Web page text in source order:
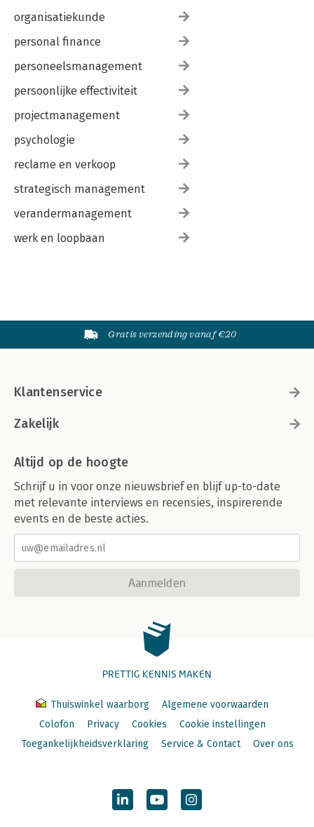
organisatiekunde
personal finance
personeelsmanagement
persoonlijke effectiviteit
projectmanagement
psychologie
reclame en verkoop
strategisch management
verandermanagement
werk en loopbaan
Gratis verzending vanaf €20
Klantenservice
Zakelijk
Altijd op de hoogte
Schrijf u in voor onze nieuwsbrief en blijf up-to-date
met relevante interviews en recensies, inspirerende
events en de beste acties.
Aanmelden
PRETTIG KENNIS MAKEN
Thuiswinkel waarborg
Algemene voorwaarden
Colofon
Privacy Cookies
Cookie instellingen
Toegankelijkheidsverklaring
Service & Contact Over ons